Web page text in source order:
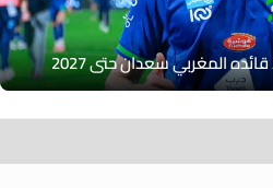
سعدان حتى 2027